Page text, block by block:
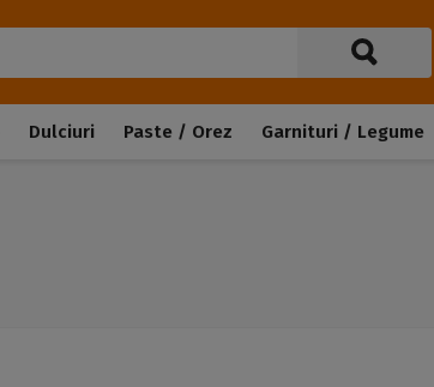
Dulciuri Paste / Orez Garnituri / Legume